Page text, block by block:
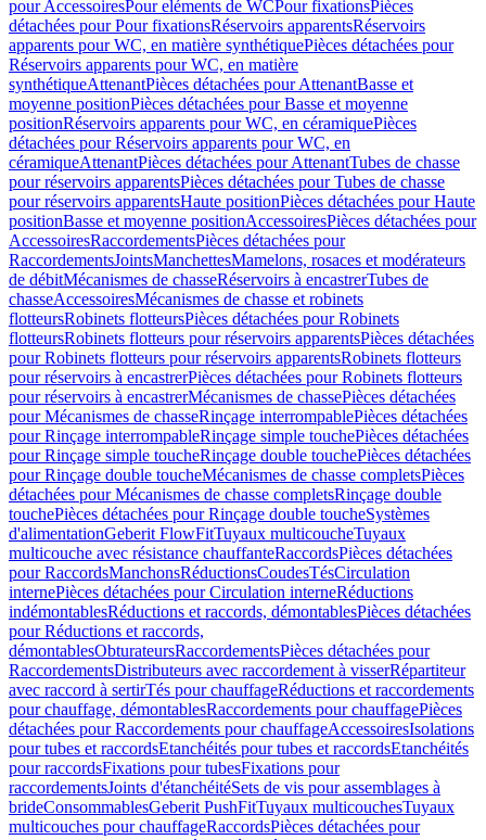
pour AccessoiresPour eléments de WCPour fixationsPièces
détachées pour Pour fixationsRéservoirs apparentsRéservoirs
apparents pour WC, en matière synthétiquePièces détachées pour
Réservoirs apparents pour WC, en matière
synthétiqueAttenantPièces détachées pour AttenantBasse et
moyenne positionPièces détachées pour Basse et moyenne
positionRéservoirs apparents pour WC, en céramiquePièces
détachées pour Réservoirs apparents pour WC, en
céramiqueAttenantPièces détachées pour AttenantTubes de chasse
pour réservoirs apparentsPièces détachées pour Tubes de chasse
pour réservoirs apparentsHaute positionPièces détachées pour Haute
positionBasse et moyenne positionAccessoiresPièces détachées pour
AccessoiresRaccordementsPièces détachées pour
RaccordementsJointsManchettesMamelons, rosaces et modérateurs
de débitMécanismes de chasseRéservoirs à encastrerTubes de
chasseAccessoiresMécanismes de chasse et robinets
flotteursRobinets flotteursPièces détachées pour Robinets
flotteursRobinets flotteurs pour réservoirs apparentsPièces détachées
pour Robinets flotteurs pour réservoirs apparentsRobinets flotteurs
pour réservoirs à encastrerPièces détachées pour Robinets flotteurs
pour réservoirs à encastrerMécanismes de chassePièces détachées
pour Mécanismes de chasseRinçage interrompablePièces détachées
pour Rinçage interrompableRinçage simple touchePièces détachées
pour Rinçage simple toucheRinçage double touchePièces détachées
pour Rinçage double toucheMécanismes de chasse completsPièces
détachées pour Mécanismes de chasse completsRinçage double
touchePièces détachées pour Rinçage double toucheSystèmes
d'alimentationGeberit FlowFitTuyaux multicoucheTuyaux
multicouche avec résistance chauffanteRaccordsPièces détachées
pour RaccordsManchonsRéductionsCoudesTésCirculation
internePièces détachées pour Circulation interneRéductions
indémontablesRéductions et raccords, démontablesPièces détachées
pour Réductions et raccords,
démontablesObturateursRaccordementsPièces détachées pour
RaccordementsDistributeurs avec raccordement à visserRépartiteur
avec raccord à sertirTés pour chauffageRéductions et raccordements
pour chauffage, démontablesRaccordements pour chauffagePièces
détachées pour Raccordements pour chauffageAccessoiresIsolations
pour tubes et raccordsEtanchéités pour tubes et raccordsEtanchéités
pour raccordsFixations pour tubesFixations pour
raccordementsJoints d'étanchéitéSets de vis pour assemblages à
brideConsommablesGeberit PushFitTuyaux multicouchesTuyaux
multicouches pour chauffageRaccordsPièces détachées pour